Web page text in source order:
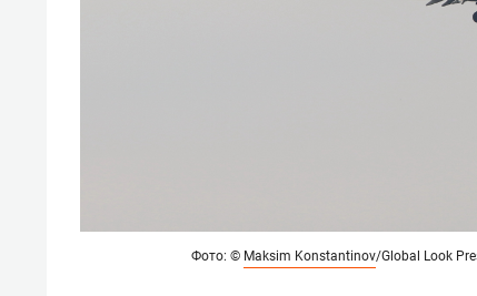
Фото: © Maksim Konstantinov/Global Look